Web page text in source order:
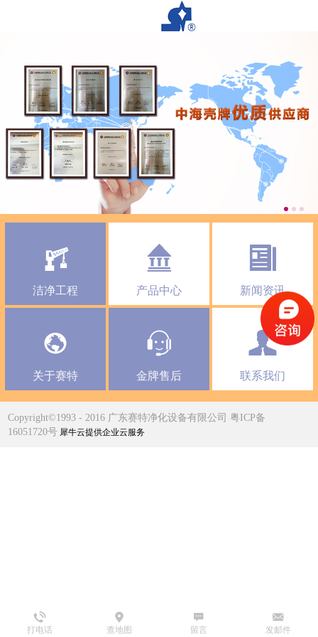
洁净工程 产品中心 新闻资讯
关于赛特 金牌售后 联系我们
Copyright©1993 - 2016 广东赛特净化设备有限公司 粤ICP备
16051720号 犀牛云提供企业云服务
打电话 查地图 发邮件
留言